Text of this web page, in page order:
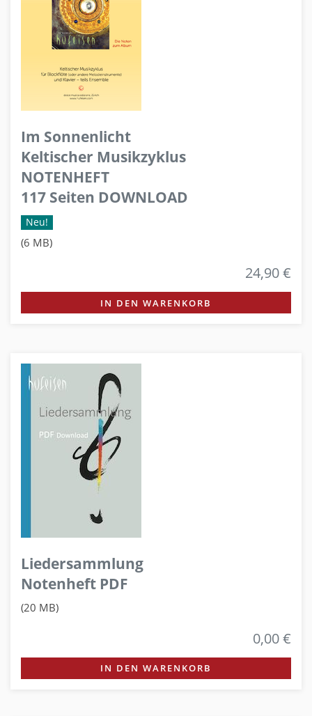
Im Sonnenlicht
Keltischer Musikzyklus
NOTENHEFT
117 Seiten DOWNLOAD
Neu!
(6 MB)
24,90 €
IN DEN WARENKORB
Liedersammlung
Notenheft PDF
(20 MB)
0,00 €
IN DEN WARENKORB